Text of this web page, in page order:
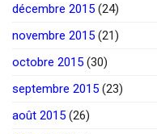
décembre 2015 (24)
novembre 2015 (21)
octobre 2015 (30)
septembre 2015 (23)
août 2015 (26)